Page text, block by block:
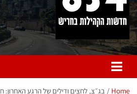
חריש 634
חדשות הקהילות בחריש
Home בג״צ, לחצים ודילים של הרגע האחרון: